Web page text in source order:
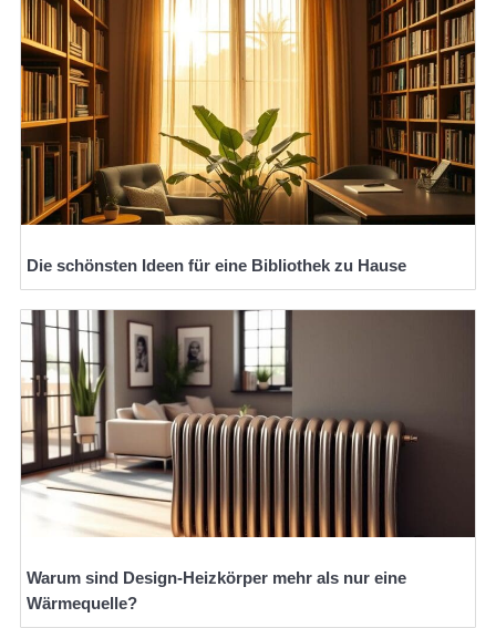
Die schönsten Ideen für eine Bibliothek zu Hause
Warum sind Design-Heizkörper mehr als nur eine
Wärmequelle?